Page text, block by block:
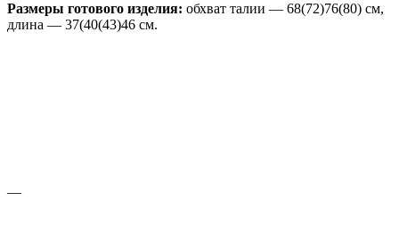
Размеры готового изделия: обхват талии — 68(72)76(80) см,
длина — 37(40(43)46 см.
—